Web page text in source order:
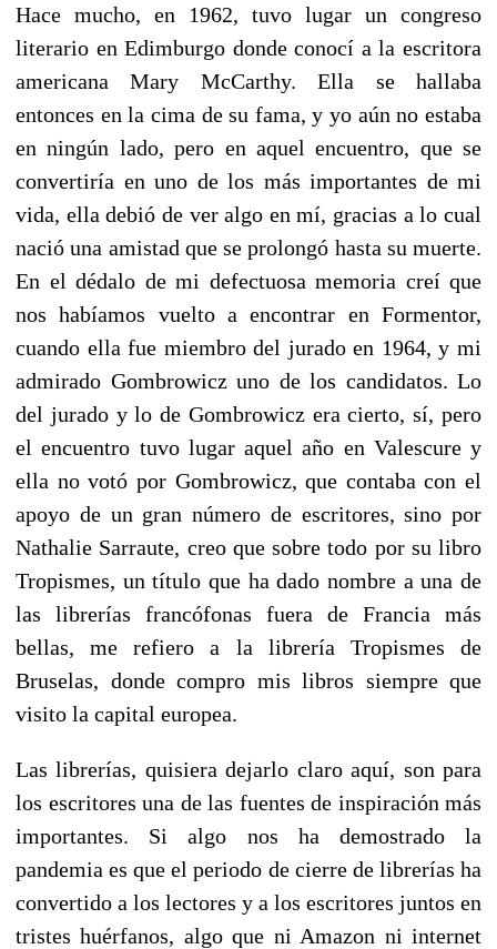
Hace mucho, en 1962, tuvo lugar un congreso
literario en Edimburgo donde conocí a la escritora
americana Mary McCarthy. Ella se hallaba
entonces en la cima de su fama, y yo aún no estaba
en ningún lado, pero en aquel encuentro, que se
convertiría en uno de los más importantes de mi
vida, ella debió de ver algo en mí, gracias a lo cual
nació una amistad que se prolongó hasta su muerte.
En el dédalo de mi defectuosa memoria creí que
nos habíamos vuelto a encontrar en Formentor,
cuando ella fue miembro del jurado en 1964, y mi
admirado Gombrowicz uno de los candidatos. Lo
del jurado y lo de Gombrowicz era cierto, sí, pero
el encuentro tuvo lugar aquel año en Valescure y
ella no votó por Gombrowicz, que contaba con el
apoyo de un gran número de escritores, sino por
Nathalie Sarraute, creo que sobre todo por su libro
Tropismes, un título que ha dado nombre a una de
las librerías francófonas fuera de Francia más
bellas, me refiero a la librería Tropismes de
Bruselas, donde compro mis libros siempre que
visito la capital europea.
Las librerías, quisiera dejarlo claro aquí, son para
los escritores una de las fuentes de inspiración más
importantes. Si algo nos ha demostrado la
pandemia es que el periodo de cierre de librerías ha
convertido a los lectores y a los escritores juntos en
tristes huérfanos, algo que ni Amazon ni internet